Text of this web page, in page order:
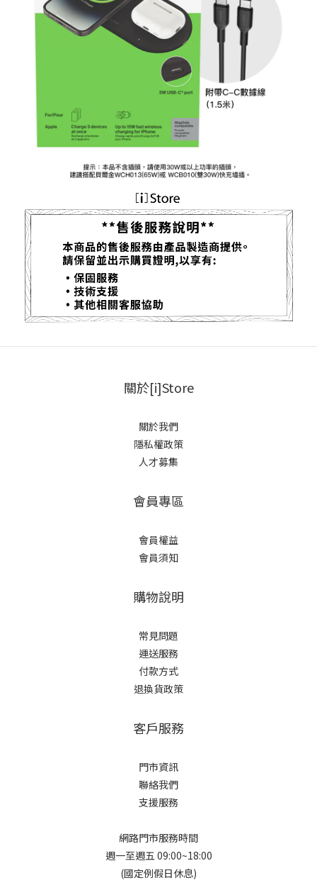
關於[i]Store
關於我們
隱私權政策
人才募集
會員專區
會員權益
會員須知
購物說明
常見問題
運送服務
付款方式
退換貨政策
客戶服務
門市資訊
聯絡我們
支援服務
網路門市服務時間
週一至週五 09:00~18:00
(國定例假日休息)